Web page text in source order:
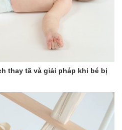
thay tã và giải pháp khi bé bị